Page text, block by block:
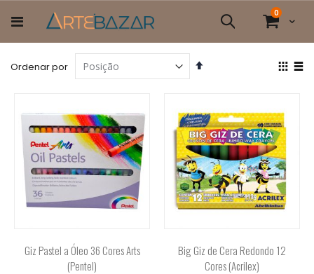
para
o
conteúdo
Cart
0itens
Pesquisa
Ordenar por
Definir
Ver
Giz Pastel a Óleo 36 Cores Arts
(Pentel)
Big Giz de Cera Redondo 12
Cores (Acrilex)